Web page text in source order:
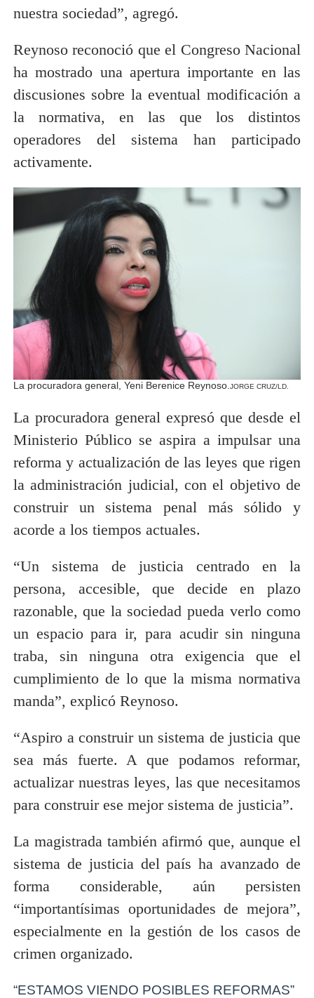
nuestra sociedad”, agregó.
Reynoso reconoció que el Congreso Nacional
ha mostrado una apertura importante en las
discusiones sobre la eventual modificación a
la normativa, en las que los distintos
operadores del sistema han participado
activamente.
La procuradora general, Yeni Berenice Reynoso. JORGE CRUZ/LD.
La procuradora general expresó que desde el
Ministerio Público se aspira a impulsar una
reforma y actualización de las leyes que rigen
la administración judicial, con el objetivo de
construir un sistema penal más sólido y
acorde a los tiempos actuales.
“Un sistema de justicia centrado en la
persona, accesible, que decide en plazo
razonable, que la sociedad pueda verlo como
un espacio para ir, para acudir sin ninguna
traba, sin ninguna otra exigencia que el
cumplimiento de lo que la misma normativa
manda”, explicó Reynoso.
“Aspiro a construir un sistema de justicia que
sea más fuerte. A que podamos reformar,
actualizar nuestras leyes, las que necesitamos
para construir ese mejor sistema de justicia”.
La magistrada también afirmó que, aunque el
sistema de justicia del país ha avanzado de
forma considerable, aún persisten
“importantísimas oportunidades de mejora”,
especialmente en la gestión de los casos de
crimen organizado.
“ESTAMOS VIENDO POSIBLES REFORMAS”